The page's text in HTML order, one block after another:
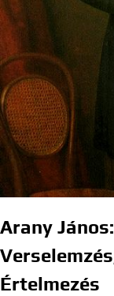
Arany
Értelmezés